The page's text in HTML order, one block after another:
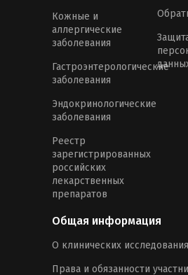
Кожные и
аллергические
заболевания
Гастроэнтерологические
заболевания
Эндокринологические
заболевания
Реестр
зарегистрированных
российских
лекарственных
препаратов
Общая информация
О клинических
Права и обязанности